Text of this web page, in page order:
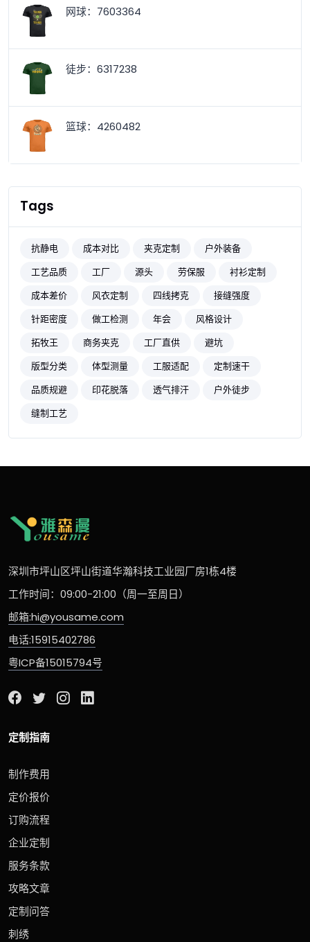
网球：7603364
徒步：6317238
篮球：4260482
Tags
抗静电 成本对比 夹克定制
户外装备
工艺品质
工厂 源头 劳保服
衬衫定制
成本差价
风衣定制 四线拷克
接缝强度
针距密度
做工检测 年会
风格设计
拓牧王
商务夹克 工厂直供
避坑
版型分类
体型测量 工服适配
定制速干
品质规避
印花脱落 透气排汗
户外徒步
缝制工艺
深圳市坪山区坪山街道华瀚科技工业园厂房1栋4楼
工作时间：09:00-21:00（周一至周日）
邮箱:hi@yousame.com
电话:15915402786
粤ICP备15015794号
定制指南
制作费用
定价报价
订购流程
企业定制
服务条款
攻略文章
定制问答
刺绣